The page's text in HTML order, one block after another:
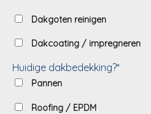
Dakgoten reinigen
Dakcoating / impregneren
Huidige dakbedekking?*
Pannen
Roofing / EPDM